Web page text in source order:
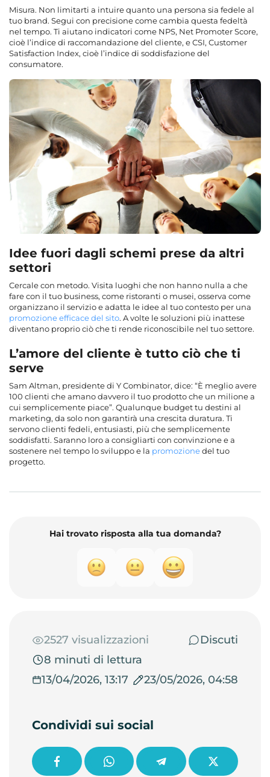
Misura. Non limitarti a intuire quanto una persona sia fedele al
tuo brand. Segui con precisione come cambia questa fedeltà
nel tempo. Ti aiutano indicatori come NPS, Net Promoter Score,
cioè l’indice di raccomandazione del cliente, e CSI, Customer
Satisfaction Index, cioè l’indice di soddisfazione del
consumatore.
Idee fuori dagli schemi prese da altri
settori
Cercale con metodo. Visita luoghi che non hanno nulla a che
fare con il tuo business, come ristoranti o musei, osserva come
organizzano il servizio e adatta le idee al tuo contesto per una
promozione efficace del sito. A volte le soluzioni più inattese
diventano proprio ciò che ti rende riconoscibile nel tuo settore.
L’amore del cliente è tutto ciò che ti
serve
Sam Altman, presidente di Y Combinator, dice: “È meglio avere
100 clienti che amano davvero il tuo prodotto che un milione a
cui semplicemente piace”. Qualunque budget tu destini al
marketing, da solo non garantirà una crescita duratura. Ti
servono clienti fedeli, entusiasti, più che semplicemente
soddisfatti. Saranno loro a consigliarti con convinzione e a
sostenere nel tempo lo sviluppo e la promozionedel tuo
progetto.
Hai trovato risposta alla tua domanda?
2527 visualizzazioni
Discuti
8 minuti di lettura
13/04/2026, 13:17
23/05/2026, 04:58
Condividi sui social